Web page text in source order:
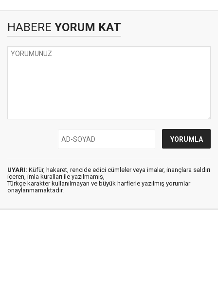
HABERE YORUM KAT
UYARI: Küfür, hakaret, rencide edici cümleler veya imalar, inançlara saldırı
içeren, imla kuralları ile yazılmamış,
Türkçe karakter kullanılmayan ve büyük harflerle yazılmış yorumlar
onaylanmamaktadır.